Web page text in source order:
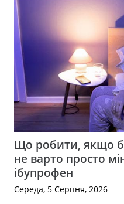
Що робити, якщо
не варто просто
ібупрофен
Середа, 5 Серпня, 2026